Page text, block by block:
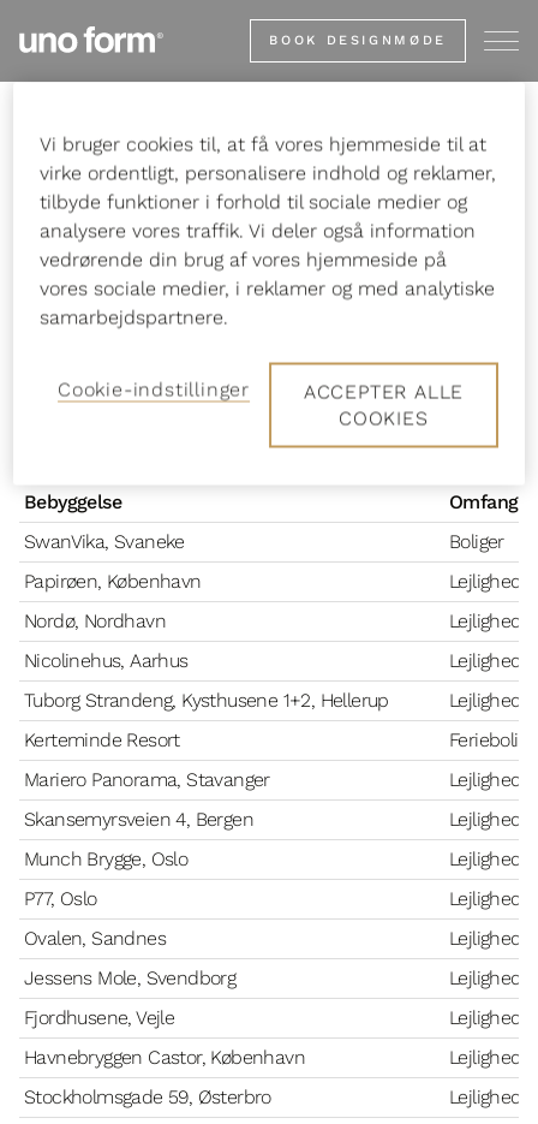
Gå
til
startsiden
BOOK DESIGNMØDE
Forside Projekt og arkitekt Referenceliste
Referenceliste
Rul horisontalt for at se flere detaljer om
Bebyggelse
Omfang
SwanVika, Svaneke
Boliger
Papirøen, København
Lejligheder
Nordø, Nordhavn
Lejligheder
Nicolinehus, Aarhus
Lejligheder
Tuborg Strandeng, Kysthusene 1+2, Hellerup
Lejligheder
Kerteminde Resort
Mariero Panorama, Stavanger
Lejligheder
Skansemyrsveien 4, Bergen
Lejligheder
Munch Brygge, Oslo
Lejligheder
P77, Oslo
Lejligheder
Ovalen, Sandnes
Lejligheder
Jessens Mole, Svendborg
Lejligheder
Fjordhusene, Vejle
Lejligheder
Havnebryggen Castor, København
Lejligheder
Stockholmsgade 59, Østerbro
Lejligheder
Vi bruger cookies til, at få vores hjemmeside til at
virke ordentligt, personalisere indhold og reklamer,
tilbyde funktioner i forhold til sociale medier og
analysere vores traffik. Vi deler også information
vedrørende din brug af vores hjemmeside på
vores sociale medier, i reklamer og med analytiske
samarbejdspartnere.
Cookie-indstillinger
ACCEPTER ALLE
COOKIES